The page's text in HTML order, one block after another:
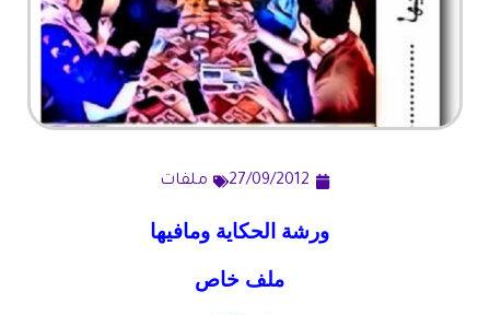
27/09/2012 ملفات
ورشة الحكاية ومافيها
ملف خاص